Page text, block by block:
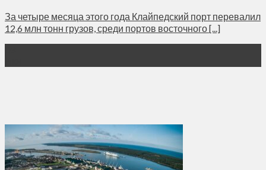
За четыре месяца этого года Клайпедский порт перевалил
12,6 млн тонн грузов, среди портов восточного [...]